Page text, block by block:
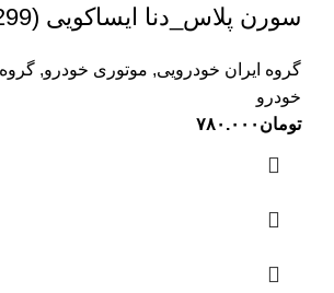
سورن پلاس_دنا ایساکویی (1380405299)
گروه ایران خودرویی, موتوری خودرو,
خودرو
تومان ۷۸۰.۰۰۰